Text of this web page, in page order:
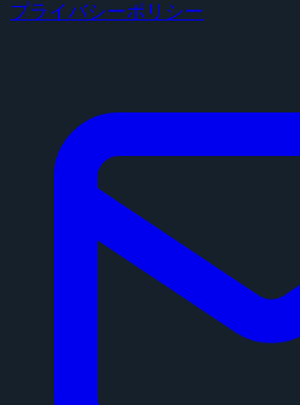
プライバシーポリシー